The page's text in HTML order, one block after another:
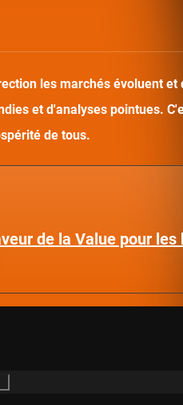
les marchés évoluent
et d'analyses pointues.
de tous.
de la Value pour